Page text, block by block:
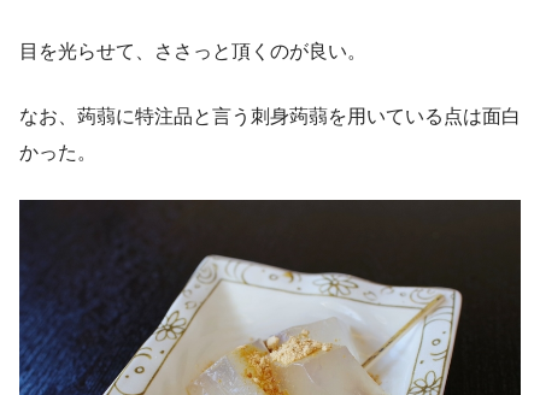
目を光らせて、ささっと頂くのが良い。
なお、蒟蒻に特注品と言う刺身蒟蒻を用いている点は面白
かった。